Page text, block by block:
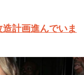
計画進んでいま